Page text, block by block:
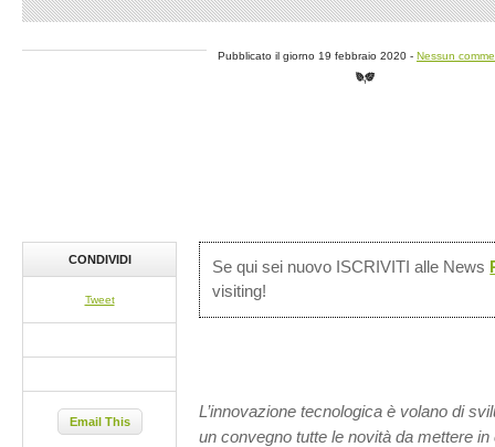
Pubblicato il giorno 19 febbraio 2020 - Nessun
Se qui sei nuovo ISCRIVITI alle News
visiting!
L’innovazione tecnologica è volano di
un convegno tutte le novità da mettere
CONDIVIDI
Tweet
Email This